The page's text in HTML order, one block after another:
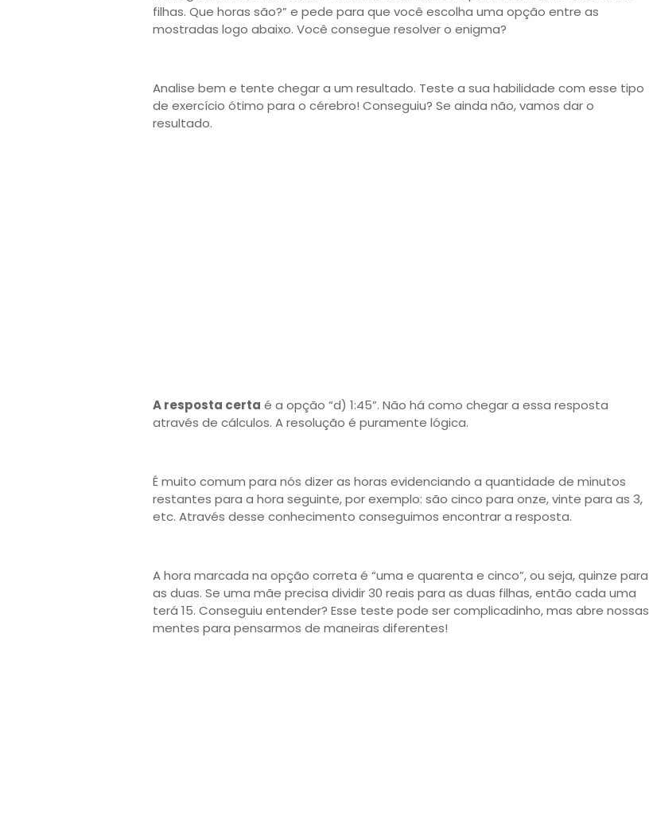
filhas. Que horas são?” e pede para que você escolha uma opção entre as
mostradas logo abaixo. Você consegue resolver o enigma?
Analise bem e tente chegar a um resultado. Teste a sua habilidade com esse tipo
de exercício ótimo para o cérebro! Conseguiu? Se ainda não, vamos dar o
resultado.
A resposta certa é a opção “d) 1:45”. Não há como chegar a essa resposta
através de cálculos. A resolução é puramente lógica.
É muito comum para nós dizer as horas evidenciando a quantidade de minutos
restantes para a hora seguinte, por exemplo: são cinco para onze, vinte para as 3,
etc. Através desse conhecimento conseguimos encontrar a resposta.
A hora marcada na opção correta é “uma e quarenta e cinco”, ou seja, quinze para
as duas. Se uma mãe precisa dividir 30 reais para as duas filhas, então cada uma
terá 15. Conseguiu entender? Esse teste pode ser complicadinho, mas abre nossas
mentes para pensarmos de maneiras diferentes!